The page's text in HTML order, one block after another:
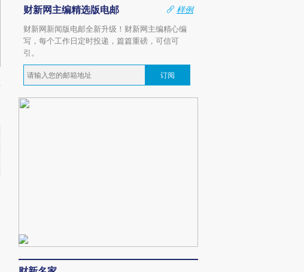
财新网主编精选版电邮
样例
财新网新闻版电邮全新升级！财新网主编精心编
写，每个工作日定时投递，篇篇重磅，可信可
引。
订阅